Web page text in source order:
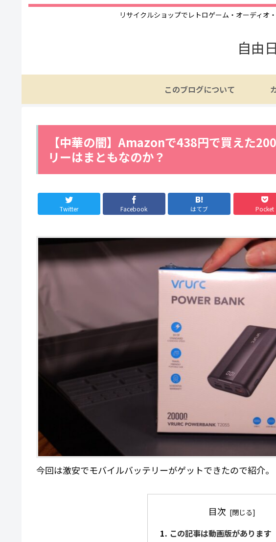
リサイクルショップでレトロゲーム・オーディオ
自由
このブログについて
【中華の闇】Amazonで438円で買えた
リーはまともなのか？
Twitter Facebook はてブ Pocket
今回は激安でモバイルバッテリーがゲットできたので紹介。
目次
この記事は動画版があります